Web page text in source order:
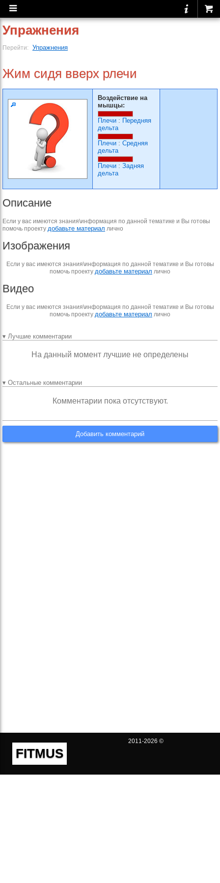
Упражнения
Перейти: Упражнения
Жим сидя вверх рлечи
Воздействие на
мышцы:
Плечи : Передняя
дельта
Плечи : Средняя
дельта
Плечи : Задняя
дельта
Описание
Если у вас имеются знания\информация по данной тематике и Вы готовы
помочь проекту добавьте материал лично
Изображения
Если у вас имеются знания\информация по данной тематике и Вы готовы
помочь проекту добавьте материал лично
Видео
Если у вас имеются знания\информация по данной тематике и Вы готовы
помочь проекту добавьте материал лично
▾ Лучшие комментарии
На данный момент лучшие не определены
▾ Остальные комментарии
Комментарии пока отсутствуют.
Добавить комментарий
FITMUS
2011-2026 ©